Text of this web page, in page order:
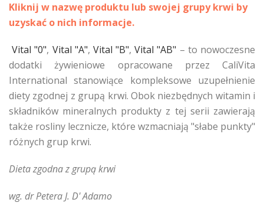
Kliknij w nazwę produktu lub swojej grupy krwi by
uzyskać o nich informacje.
Vital "0", Vital "A", Vital "B",Vital "AB" – to nowoczesne
dodatki żywieniowe opracowane przez CaliVita
International stanowiące kompleksowe uzupełnienie
diety zgodnej z grupą krwi. Obok niezbędnych witamin i
składników mineralnych produkty z tej serii zawierają
także rosliny lecznicze, które wzmacniają "słabe punkty"
różnych grup krwi.
Dieta zgodna z grupą krwi
wg. dr Petera J. D' Adamo